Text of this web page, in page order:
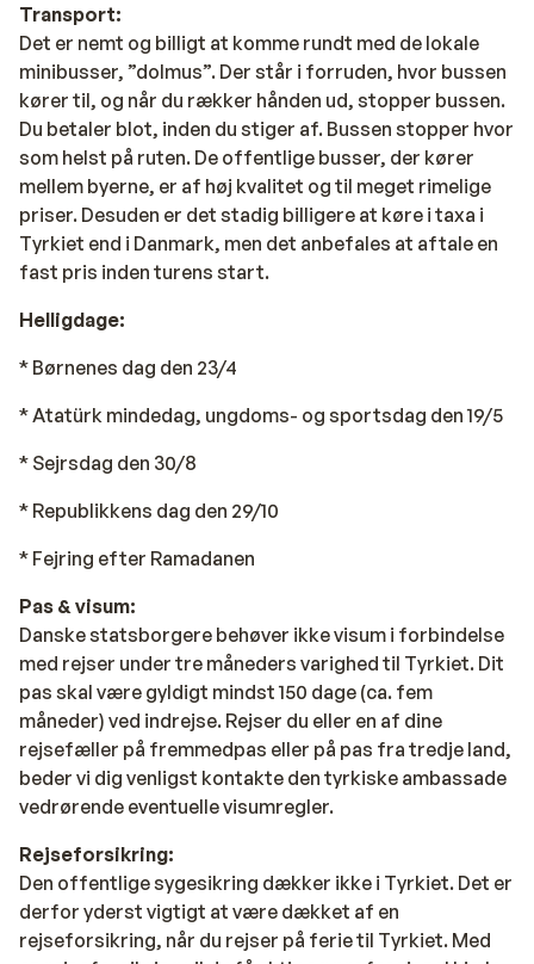
Transport:
Det er nemt og billigt at komme rundt med de lokale
minibusser, ”dolmus”. Der står i forruden, hvor bussen
kører til, og når du rækker hånden ud, stopper bussen.
Du betaler blot, inden du stiger af. Bussen stopper hvor
som helst på ruten. De offentlige busser, der kører
mellem byerne, er af høj kvalitet og til meget rimelige
priser. Desuden er det stadig billigere at køre i taxa i
Tyrkiet end i Danmark, men det anbefales at aftale en
fast pris inden turens start.
Helligdage:
* Børnenes dag den 23/4
* Atatürk mindedag, ungdoms- og sportsdag den 19/5
* Sejrsdag den 30/8
* Republikkens dag den 29/10
* Fejring efter Ramadanen
Pas & visum:
Danske statsborgere behøver ikke visum i forbindelse
med rejser under tre måneders varighed til Tyrkiet. Dit
pas skal være gyldigt mindst 150 dage (ca. fem
måneder) ved indrejse. Rejser du eller en af dine
rejsefæller på fremmedpas eller på pas fra tredje land,
beder vi dig venligst kontakte den tyrkiske ambassade
vedrørende eventuelle visumregler.
Rejseforsikring:
Den offentlige sygesikring dækker ikke i Tyrkiet. Det er
derfor yderst vigtigt at være dækket af en
rejseforsikring, når du rejser på ferie til Tyrkiet. Med